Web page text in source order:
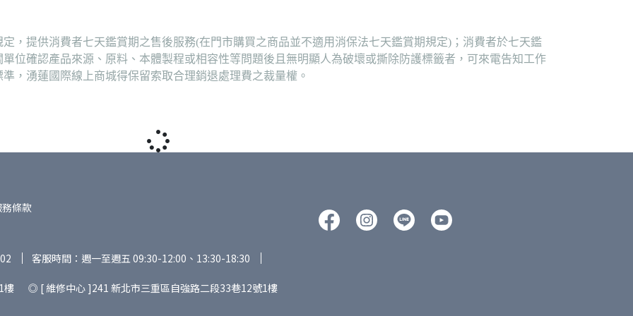
，提供消費者七天鑑賞期之售後服務(在門市購買之商品並不適用消保法七天鑑賞期規定)；消費者於七天鑑
位確認產品來源、原料、本體製程或相容性等問題後且無明顯人為破壞或撕除防護標籤者，可來電告知工作
，湧蓮國際線上商城得保留索取合理銷退處理費之裁量權。
條款
客服時間：週一至週五 09:30-12:00、13:30-18:30
樓 ◎ [ 維修中心 ]241 新北市三重區自強路二段33巷12號1樓